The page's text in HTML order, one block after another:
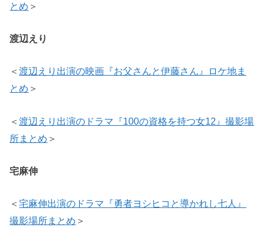
とめ ＞
渡辺えり
＜渡辺えり出演の映画『お父さんと伊藤さん』ロケ地ま
とめ ＞
＜渡辺えり出演のドラマ『100の資格を持つ女12』撮影場
所まとめ ＞
宅麻伸
＜宅麻伸出演のドラマ『勇者ヨシヒコと導かれし七人』
撮影場所まとめ ＞